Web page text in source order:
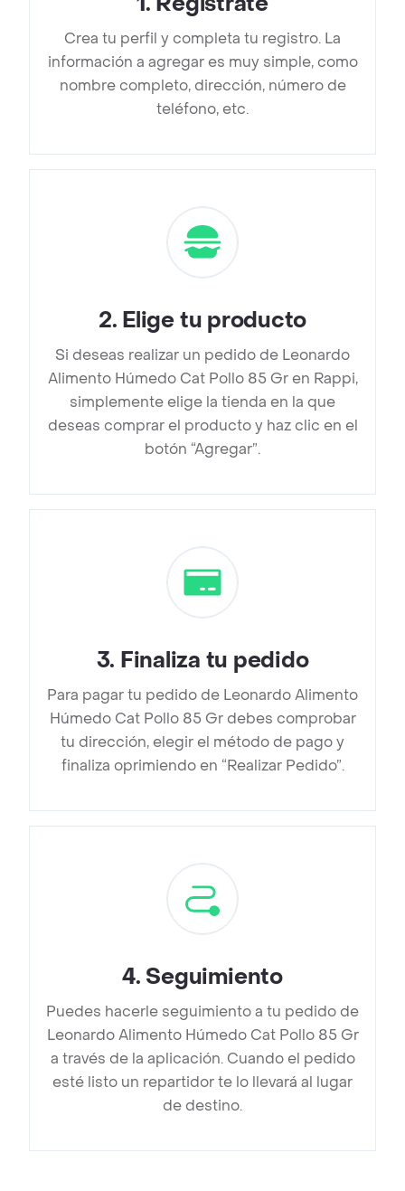
Crea tu perfil y completa tu registro. La
información a agregar es muy simple, como
nombre completo, dirección, número de
teléfono, etc.
2. Elige tu producto
Si deseas realizar un pedido de Leonardo
Alimento Húmedo Cat Pollo 85 Gr en Rappi,
simplemente elige la tienda en la que
deseas comprar el producto y haz clic en el
botón “Agregar”.
3. Finaliza tu pedido
Para pagar tu pedido de Leonardo Alimento
Húmedo Cat Pollo 85 Gr debes comprobar
tu dirección, elegir el método de pago y
finaliza oprimiendo en “Realizar Pedido”.
4. Seguimiento
Puedes hacerle seguimiento a tu pedido de
Leonardo Alimento Húmedo Cat Pollo 85 Gr
a través de la aplicación. Cuando el pedido
esté listo un repartidor te lo llevará al lugar
de destino.